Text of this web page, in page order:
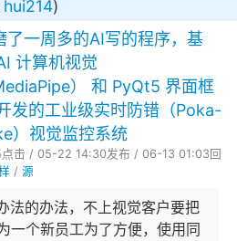
hui214)
了一周多的AI写的程序，基
计算机视觉
） 和 PyQt5 界面框
发的工业级实时防错（Poka-
）视觉监控系统
击 / 05-22 14:30发布 / 06-13 01:03回
/ 源
法的办法，不上视觉客户要把
一个新员工为了方便，使用同